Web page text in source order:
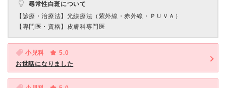
尋常性白斑について
【診療・治療法】 光線療法（紫外線・赤外線・ＰＵＶＡ）
【専門医・資格】 皮膚科専門医
小児科
5.0
お世話になりました